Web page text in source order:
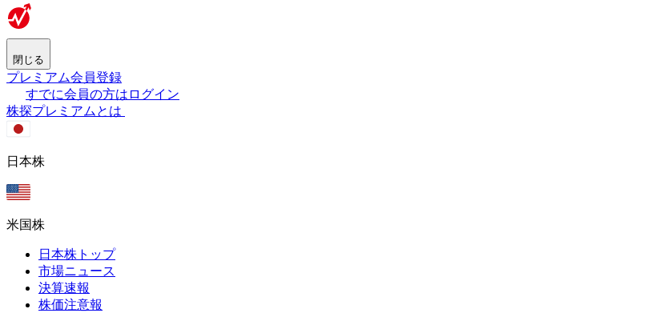
閉じる
プレミアム会員登録
すでに会員の方はログイン
株探プレミアムとは
日本株
米国株
日本株トップ
市場ニュース
決算速報
株価注意報